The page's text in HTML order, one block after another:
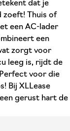
dat je
zoeft! Thuis of
een AC-lader
een
zorgt voor
leeg is, rijdt de
voor die
Bij XLLease
gerust hart de